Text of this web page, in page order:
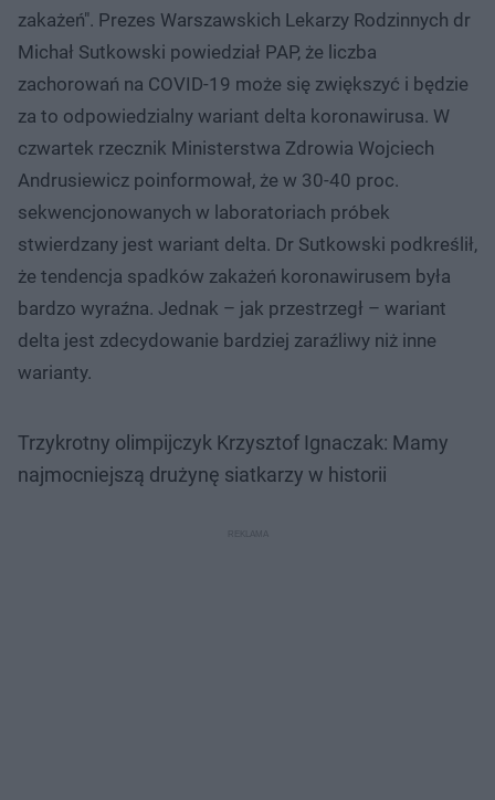
zakażeń". Prezes Warszawskich Lekarzy Rodzinnych dr
Michał Sutkowski powiedział PAP, że liczba
zachorowań na COVID-19 może się zwiększyć i będzie
za to odpowiedzialny wariant delta koronawirusa. W
czwartek rzecznik Ministerstwa Zdrowia Wojciech
Andrusiewicz poinformował, że w 30-40 proc.
sekwencjonowanych w laboratoriach próbek
stwierdzany jest wariant delta. Dr Sutkowski podkreślił,
że tendencja spadków zakażeń koronawirusem była
bardzo wyraźna. Jednak – jak przestrzegł – wariant
delta jest zdecydowanie bardziej zaraźliwy niż inne
warianty.
Trzykrotny olimpijczyk Krzysztof Ignaczak: Mamy
najmocniejszą drużynę siatkarzy w historii